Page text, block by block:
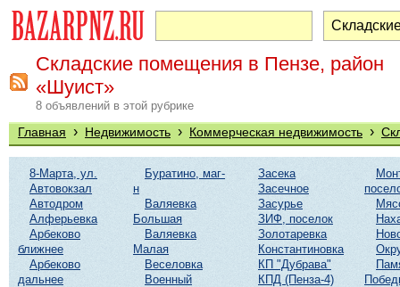
Складские помещения в Пензе, район
«Шуист»
8 объявлений в этой рубрике
Главная › Недвижимость › Коммерческая недвижимость ›
8-Марта, ул.
Автовокзал
Автодром
Алферьевка
Арбеково
ближнее
Арбеково
дальнее
Буратино, маг-
н
Валяевка
Большая
Валяевка
Малая
Веселовка
Военный
Засека
Засечное
Засурье
ЗИФ, поселок
Золотаревка
Константиновка
КП "Дубрава"
КПД (Пенза-4)